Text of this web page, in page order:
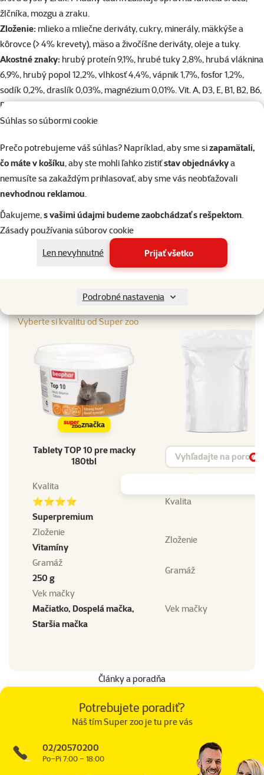
Súhlas so súbormi cookie
Prečo potrebujeme váš súhlas? Napríklad, aby sme sizapamätali,
čo máte v košíku, aby ste mohli ľahko zistiťstav objednávkya
nemusíte sa zakaždým prihlasovať, aby sme vás neobťažovali
nevhodnou reklamou.
Ďakujeme,s vašimi údajmi budeme zaobchádzať s rešpektom.
Zásady používania súborov cookie
Len nevyhnutné
Prijať všetko
Podrobné nastavenia
žlčníka, mozgu a zraku.
Zloženie: mlieko a mliečne deriváty, cukry, minerály, mäkkýše a
kôrovce (> 4% krevety), mäso a živočíšne deriváty, oleje a tuky.
Akostné znaky: hrubý proteín 9,1%, hrubé tuky 2,8%, hrubá vláknina
6,9%, hrubý popol 12,2%, vlhkosť 4,4%, vápnik 1,7%, fosfor 1,2%,
sodík 0,2%, draslík 0,03%, magnézium 0,01%. Vit. A, D3, E, B1, B2, B6,
B12, kyselina pantothenová, nikotínamid, biotín, taurín, jód,
magnézium, L-karnitín chlorid.
Parametre
Kvalita
⭐⭐⭐⭐ Superpremium
Zloženie
Gramáž
250 g
Vek mačky
Mačiatko, Dospelá mačka, Staršia mačka
Katalógové číslo
Doprajte vášmu miláčikovi to najlepšie
Vyberte si kvalitu od Super zoo
značka
Tablety TOP 10 pre macky
180tbl
Vyhľadávanie produktu
Kvalita
⭐⭐⭐⭐
Superpremium
Kvalita
Zloženie
Vitamíny
Zloženie
Gramáž
250 g
Gramáž
Vek mačky
Mačiatko, Dospelá mačka,
Staršia mačka
Vek mačky
Články a poradňa
Potrebujete poradiť?
Náš tím Super zoo je tu pre vás
02/20570200
Po–Pi 7:00 – 18:00